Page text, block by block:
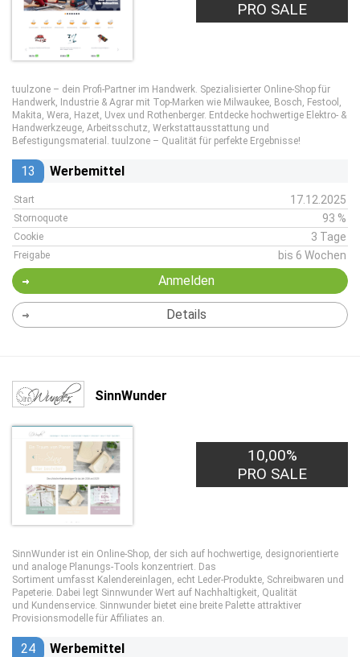
PRO SALE
tuulzone – dein Profi-Partner im Handwerk. Spezialisierter Online-Shop für
Handwerk, Industrie & Agrar mit Top-Marken wie Milwaukee, Bosch, Festool,
Makita, Wera, Hazet, Uvex und Rothenberger. Entdecke hochwertige Elektro- &
Handwerkzeuge, Arbeitsschutz, Werkstattausstattung und
Befestigungsmaterial. tuulzone – Qualität für perfekte Ergebnisse!
13 Werbemittel
Start 17.12.2025
Stornoquote 93 %
Cookie 3 Tage
Freigabe bis 6 Wochen
Anmelden
Details
SinnWunder
10,00%
PRO SALE
SinnWunder ist ein Online-Shop, der sich auf hochwertige, designorientierte
und analoge Planungs-Tools konzentriert. Das
Sortiment umfasst Kalendereinlagen, echt Leder-Produkte, Schreibwaren und
Papeterie. Dabei legt Sinnwunder Wert auf Nachhaltigkeit, Qualität
und Kundenservice. Sinnwunder bietet eine breite Palette attraktiver
Provisionsmodelle für Affiliates an.
24 Werbemittel